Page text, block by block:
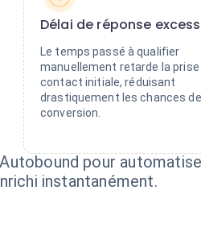
Délai de réponse
Le temps passé à qualifier
manuellement retarde la prise
contact initiale, réduisant
drastiquement les chances de
conversion.
pour
instantanément.